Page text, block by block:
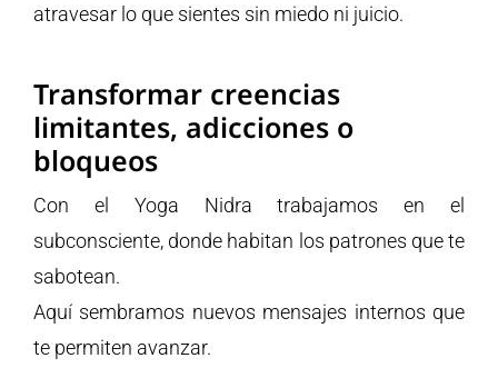
atravesar lo que sientes sin miedo ni juicio.
Transformar creencias
limitantes, adicciones o
bloqueos
Con el Yoga Nidra trabajamos en el
subconsciente, donde habitan los patrones que te
sabotean.
Aquí sembramos nuevos mensajes internos que
te permiten avanzar.